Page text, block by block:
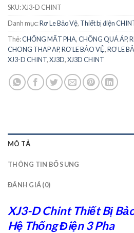
SKU:XJ3-D CHINT
Danh mục:Rơ Le Bảo Vệ, Thiết bị điện
Thẻ:CHỐNG MẤT PHA,CHỐNG QUÁ ÁP,
CHONG THAP AP,RƠ LE BẢO VỆ,RƠ LE
XJ3-D CHINT,XJ3D,XJ3D CHINT
MÔ TẢ
THÔNG TIN BỔ SUNG
ĐÁNH GIÁ (0)
XJ3-D Chint Thiết Bị
Hệ Thống Điện 3 Pha